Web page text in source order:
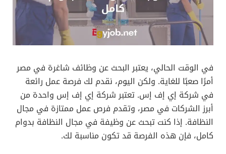
في الوقت الحالي، يعتبر البحث عن وظائف شاغرة في مصر
أمرًا صعبًا للغاية. ولكن اليوم، نقدم لك فرصة عمل رائعة
في شركة إي إف إس. تعتبر شركة إي إف إس واحدة من
أبرز الشركات في مصر، وتقدم فرص عمل ممتازة في مجال
النظافة. إذا كنت تبحث عن وظيفة في مجال النظافة بدوام
كامل، فإن هذه الفرصة قد تكون مناسبة لك.